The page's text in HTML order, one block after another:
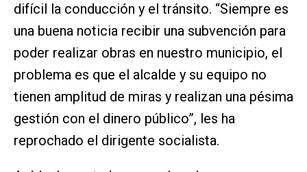
difícil la conducción y el tránsito. “Siempre es
una buena noticia recibir una subvención para
poder realizar obras en nuestro municipio, el
problema es que el alcalde y su equipo no
tienen amplitud de miras y realizan una pésima
gestión con el dinero público”, les ha
reprochado el dirigente socialista.